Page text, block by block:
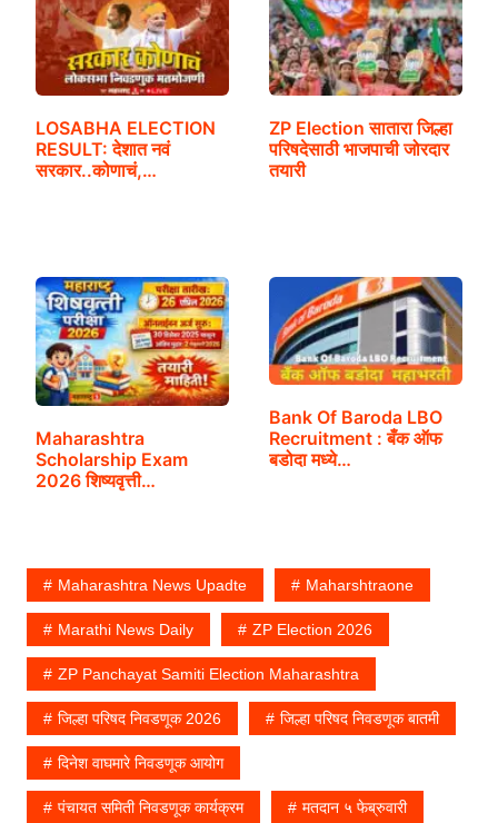
LOSABHA ELECTION
RESULT: देशात नवं
सरकार..कोणाचं,…
ZP Election सातारा जिल्हा
परिषदेसाठी भाजपाची जोरदार
तयारी
Maharashtra
Scholarship Exam
2026 शिष्यवृत्ती…
Bank Of Baroda LBO
Recruitment : बँक ऑफ
बडोदा मध्ये…
Maharashtra News Upadte Maharshtraone
Marathi News Daily ZP Election 2026
ZP Panchayat Samiti Election Maharashtra
जिल्हा परिषद निवडणूक 2026 जिल्हा परिषद निवडणूक बातमी
दिनेश वाघमारे निवडणूक आयोग
पंचायत समिती निवडणूक कार्यक्रम मतदान ५ फेब्रुवारी